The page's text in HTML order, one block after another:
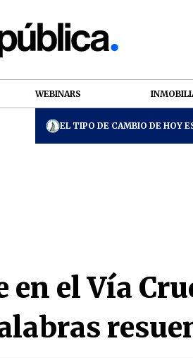
WEBINARS
EL TIPO DE CAMBIO DE HOY
el Vía